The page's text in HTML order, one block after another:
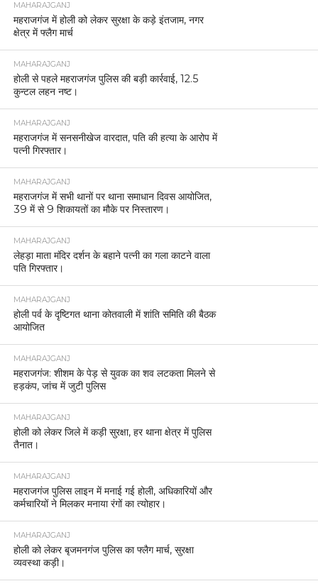
MAHARAJGANJ
महराजगंज में होली को लेकर सुरक्षा के कड़े इंतजाम, नगर
क्षेत्र में फ्लैग मार्च
MAHARAJGANJ
होली से पहले महराजगंज पुलिस की बड़ी कार्रवाई, 12.5
कुन्टल लहन नष्ट।
MAHARAJGANJ
महराजगंज में सनसनीखेज वारदात, पति की हत्या के आरोप में
पत्नी गिरफ्तार।
MAHARAJGANJ
महराजगंज में सभी थानों पर थाना समाधान दिवस आयोजित,
39 में से 9 शिकायतों का मौके पर निस्तारण।
MAHARAJGANJ
लेहड़ा माता मंदिर दर्शन के बहाने पत्नी का गला काटने वाला
पति गिरफ्तार।
MAHARAJGANJ
होली पर्व के दृष्टिगत थाना कोतवाली में शांति समिति की बैठक
आयोजित
MAHARAJGANJ
महराजगंज: शीशम के पेड़ से युवक का शव लटकता मिलने से
हड़कंप, जांच में जुटी पुलिस
MAHARAJGANJ
होली को लेकर जिले में कड़ी सुरक्षा, हर थाना क्षेत्र में पुलिस
तैनात।
MAHARAJGANJ
महराजगंज पुलिस लाइन में मनाई गई होली, अधिकारियों और
कर्मचारियों ने मिलकर मनाया रंगों का त्योहार।
MAHARAJGANJ
होली को लेकर बृजमनगंज पुलिस का फ्लैग मार्च, सुरक्षा
व्यवस्था कड़ी।